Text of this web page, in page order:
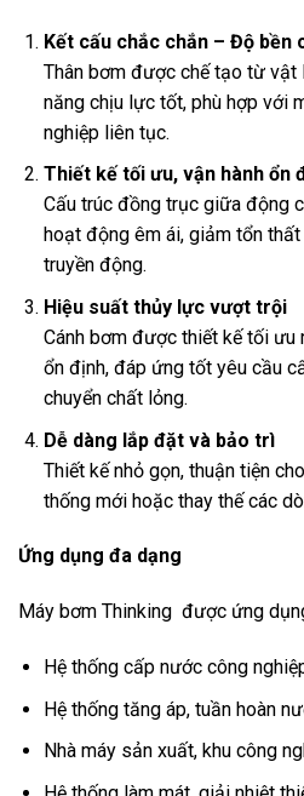
Kết cấu chắc chắn – Độ bền
Thân bơm được chế tạo từ vật
năng chịu lực tốt, phù hợp với
nghiệp liên tục.
Thiết kế tối ưu, vận hành ổn
Cấu trúc đồng trục giữa động
hoạt động êm ái, giảm tổn
truyền động.
Hiệu suất thủy lực vượt trội
Cánh bơm được thiết kế tối
ổn định, đáp ứng tốt yêu cầu
chuyển chất lỏng.
Dễ dàng lắp đặt và bảo trì
Thiết kế nhỏ gọn, thuận tiện
thống mới hoặc thay thế các
Ứng dụng đa dạng
Máy bơm Thinking được ứng
Hệ thống cấp nước công
Hệ thống tăng áp, tuần hoàn
Nhà máy sản xuất, khu công